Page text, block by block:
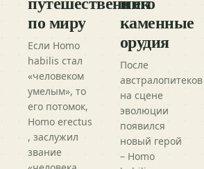
по миру
Если Homo
habilis стал
«человеком
умелым», то
его потомок,
Homo erectus
, заслужил
звание
каменные
орудия
После
австралопитеков
на сцене
эволюции
появился
новый герой
– Homo